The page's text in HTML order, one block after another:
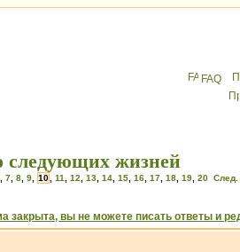
FAQ
следующих жизней
7 8 9 10 11 12 13 14 15 16 17 18 19 20 След.